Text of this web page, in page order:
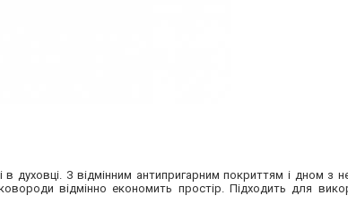
в духовці. З відмінним антипригарним покриттям і дном з
відмінно економить простір. Підходить для